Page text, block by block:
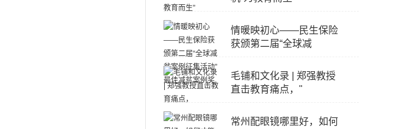
情暖映初心——民生保险
获颁第二届“全球减
毛铺和文化录 | 郑强教授
直击教育痛点，"
常州配眼镜哪里好，如何